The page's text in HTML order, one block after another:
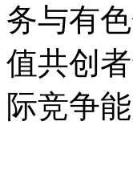
务与有
值共创
际竞争